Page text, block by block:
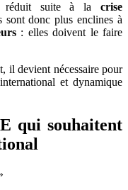
réduit suite à la crise
sont donc plus enclines à
: elles doivent le faire
il devient nécessaire pour
et dynamique
qui souhaitent